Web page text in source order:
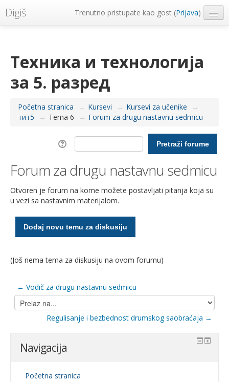
Digiš Trenutno pristupate kao gost (Prijava)
Техника и технологија
за 5. разред
Početna stranica → Kursevi → Kursevi za učenike
→
тит5
→ Tema 6 → Forum za drugu nastavnu sedmicu
Forum za drugu nastavnu sedmicu
Otvoren je forum na kome možete postavljati pitanja koja su
u vezi sa nastavnim materijalom.
(Još nema tema za diskusiju na ovom forumu)
← Vodič za drugu nastavnu sedmicu
Prelaz
na...
Regulisanje i bezbednost drumskog saobraćaja →
Navigacija
Početna stranica